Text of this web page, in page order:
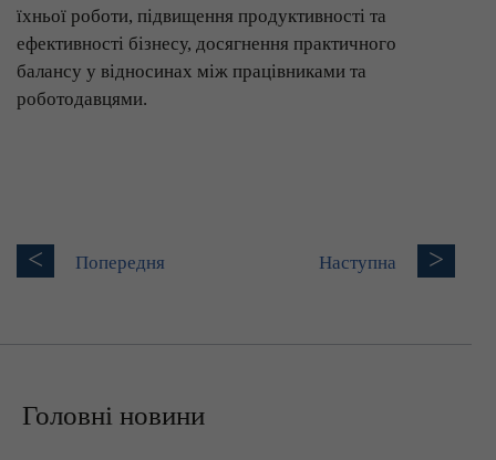
їхньої роботи, підвищення продуктивності та
ефективності бізнесу, досягнення практичного
балансу у відносинах між працівниками та
роботодавцями.
< Попередня Наступна >
Головні новини